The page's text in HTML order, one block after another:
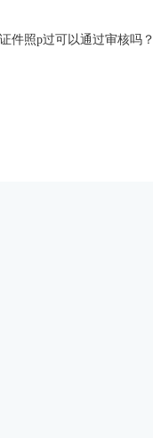
件照p过可以通过审核吗？